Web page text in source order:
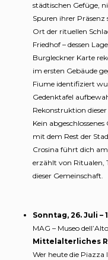
städtischen Gefüge,
Spuren ihrer Präsenz
Ort der rituellen
Friedhof – dessen
Burgleckner Karte
im ersten Gebäude
Fiume identifiziert
Gedenktafel
Rekonstruktion
Kein
mit dem Rest der
Crosina führt dich am
erzählt von Ritualen,
dieser Gemeinschaft.
Sonntag, 26. Juli –
MAG – Museo
Mittelalterliches
Wer heute die Piazza